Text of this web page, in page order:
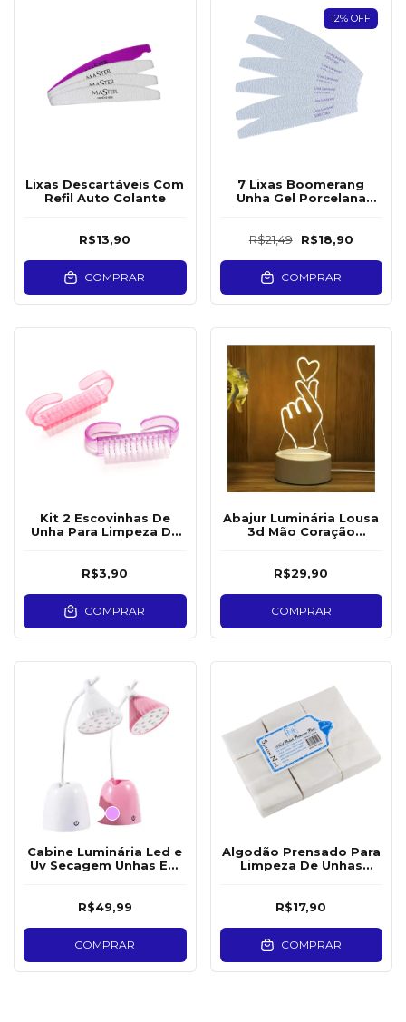
Lixas Descartáveis Com
Refil Auto Colante
R$13,90
COMPRAR
12% OFF
7 Lixas Boomerang
Unha Gel Porcelana
R$21,49
R$18,90
COMPRAR
Kit 2 Escovinhas De
Unha Para Limpeza De
R$3,90
COMPRAR
Abajur Luminária Lousa
3d Mão Coração
R$29,90
COMPRAR
Cabine Luminária Led e
Uv Secagem Unhas Em
R$49,99
COMPRAR
Algodão Prensado Para
Limpeza De Unhas
R$17,90
COMPRAR